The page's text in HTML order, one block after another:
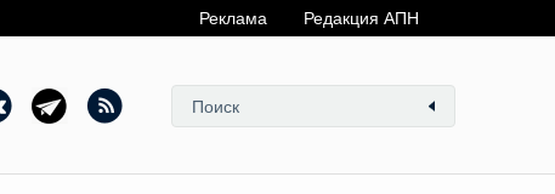
Реклама Редакция АПН